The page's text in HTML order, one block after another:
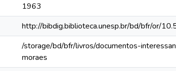
1963
http://bibdig.biblioteca.unesp.br/bd/bfr/or/
/storage/bd/bfr/livros/documentos-
moraes